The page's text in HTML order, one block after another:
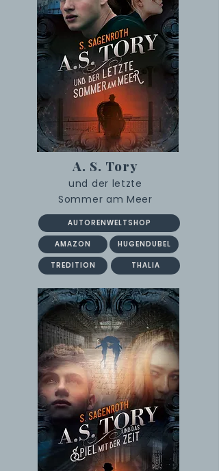
A. S. Tory
und der letzte
Sommer am Meer
AUTORENWELTSHOP
AMAZON HUGENDUBEL
TREDITION THALIA